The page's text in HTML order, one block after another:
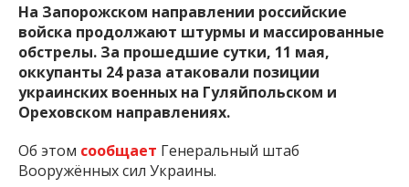
На Запорожском направлении российские
войска продолжают штурмы и массированные
обстрелы. За прошедшие сутки, 11 мая,
оккупанты 24 раза атаковали позиции
украинских военных на Гуляйпольском и
Ореховском направлениях.
Об этом сообщает Генеральный штаб
Вооружённых сил Украины.